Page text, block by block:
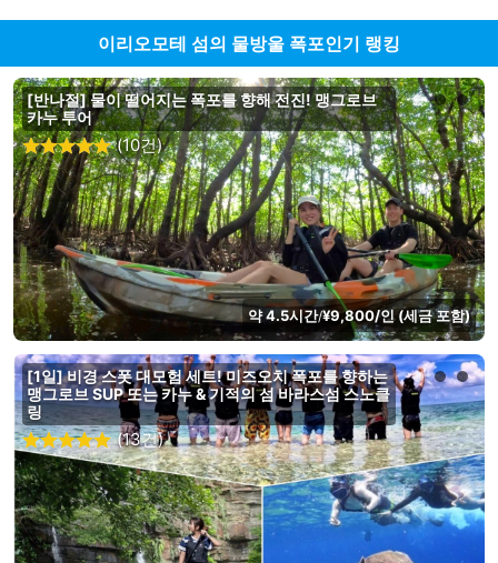
이리오모테 섬의 물방울 폭포인기 랭킹
[반나절] 물이 떨어지는 폭포를 향해 전진! 맹그로브
카누 투어
(10건)
약 4.5시간/¥9,800/인 (세금 포함)
[1일] 비경 스폿 대모험 세트! 미즈오치 폭포를 향하는
맹그로브 SUP 또는 카누 & 기적의 섬 바라스섬 스노클
링
(13건)